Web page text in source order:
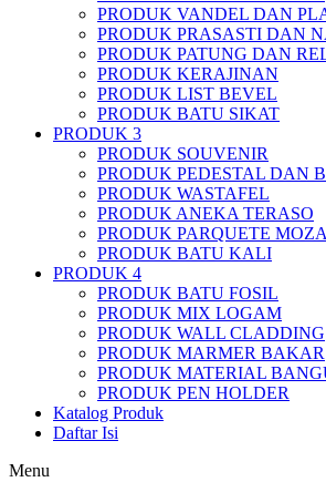
PRODUK VANDEL DAN
PRODUK PRASASTI DAN
PRODUK PATUNG DAN
PRODUK KERAJINAN
PRODUK LIST BEVEL
PRODUK BATU SIKAT
PRODUK 3
PRODUK SOUVENIR
PRODUK PEDESTAL DAN
PRODUK WASTAFEL
PRODUK ANEKA TERASO
PRODUK PARQUETE
PRODUK BATU KALI
PRODUK 4
PRODUK BATU FOSIL
PRODUK MIX LOGAM
PRODUK WALL CLADDING
PRODUK MARMER BAKAR
PRODUK MATERIAL
PRODUK PEN HOLDER
Katalog Produk
Daftar Isi
Menu